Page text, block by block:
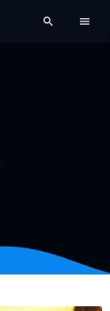
search menu